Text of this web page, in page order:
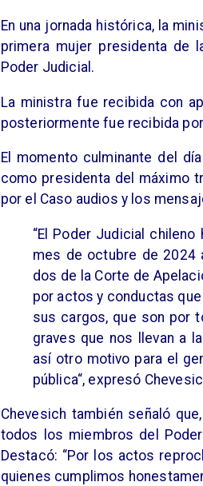
En una jornada histórica, la
primera mujer presidenta de
Poder Judicial.
La ministra fue recibida con
posteriormente fue recibida
El momento culminante del
como presidenta del máximo
por el Caso audios y los
“El Poder Judicial
mes de octubre de 2024
dos de la Corte de
por actos y conductas
sus cargos, que son por
graves que nos llevan a
así otro motivo para el
pública“, expresó
Chevesich también señaló
todos los miembros del
Destacó: “Por los actos
quienes cumplimos